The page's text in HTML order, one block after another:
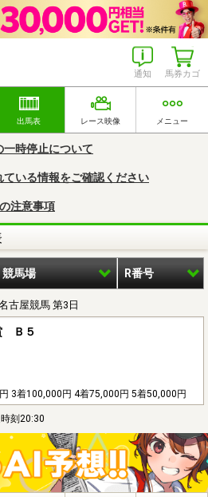
馬券カゴ
通知
出馬表 レース映像 メニュー
一時停止について
ている情報をご確認ください
注意事項
競馬場 R番号
古屋競馬 第3日
Ｂ５
3着100,000円 4着75,000円 5着50,000円
刻20:30